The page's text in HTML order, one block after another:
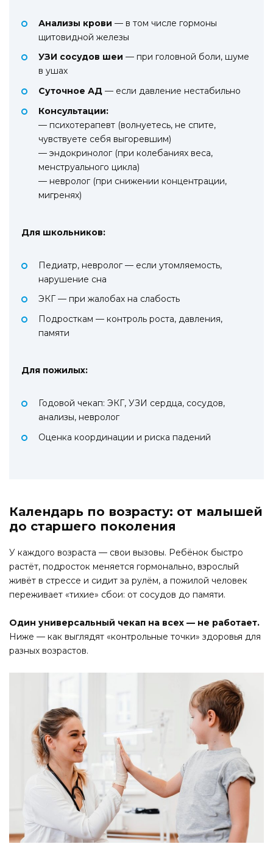
Анализы крови — в том числе гормоны
щитовидной железы
УЗИ сосудов шеи — при головной боли, шуме
в ушах
Суточное АД — если давление нестабильно
Консультации:
— психотерапевт (волнуетесь, не спите,
чувствуете себя выгоревшим)
— эндокринолог (при колебаниях веса,
менструального цикла)
— невролог (при снижении концентрации,
мигренях)
Для школьников:
Педиатр, невролог — если утомляемость,
нарушение сна
ЭКГ — при жалобах на слабость
Подросткам — контроль роста, давления,
памяти
Для пожилых:
Годовой чекап: ЭКГ, УЗИ сердца, сосудов,
анализы, невролог
Оценка координации и риска падений
Календарь по возрасту: от малышей
до старшего поколения
У каждого возраста — свои вызовы. Ребёнок быстро
растёт, подросток меняется гормонально, взрослый
живёт в стрессе и сидит за рулём, а пожилой человек
переживает «тихие» сбои: от сосудов до памяти.
Один универсальный чекап на всех — не работает.
Ниже — как выглядят «контрольные точки» здоровья для
разных возрастов.